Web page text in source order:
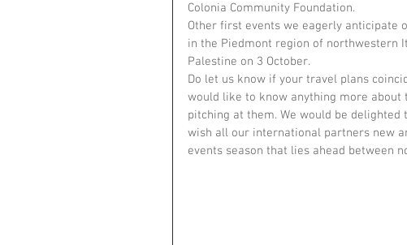
Colonia Community Foundation.
Other first events we eagerly anticipate
in the Piedmont region of northwestern
Palestine on 3 October.
Do let us know if your travel plans
would like to know anything more
pitching at them. We would be
wish all our international partners new
events season that lies ahead between